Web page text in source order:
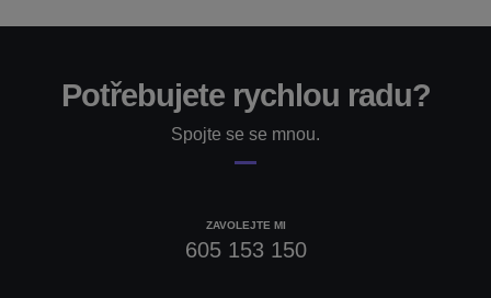
Potřebujete rychlou radu?
Spojte se se mnou.
ZAVOLEJTE MI
605 153 150